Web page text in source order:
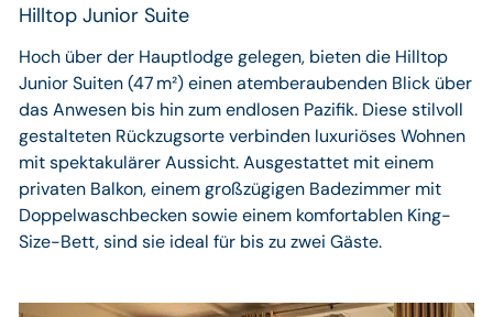
Hilltop Junior Suite
Hoch über der Hauptlodge gelegen, bieten die Hilltop
Junior Suiten (47 m²) einen atemberaubenden Blick über
das Anwesen bis hin zum endlosen Pazifik. Diese stilvoll
gestalteten Rückzugsorte verbinden luxuriöses Wohnen
mit spektakulärer Aussicht. Ausgestattet mit einem
privaten Balkon, einem großzügigen Badezimmer mit
Doppelwaschbecken sowie einem komfortablen King-
Size-Bett, sind sie ideal für bis zu zwei Gäste.